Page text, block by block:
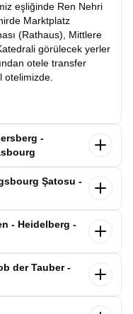
eşliğinde Ren Nehri
Marktplatz
(Rathaus), Mittlere
görülecek yerler
otele transfer
otelimizde.
-
en güzel kasabalarını
leyleklerin en
arasında gezimizi
Dağı” anlamına gelen
geziyoruz.
ünlü Riquewihr
bağlarının kasabanın
Şatosu -
Strasbourg'daki
ediyoruz. İlk
kasabası. Üzüm
renkli ahşap
- Heidelberg -
Ormanın tam
geçiyoruz.
der Tauber -